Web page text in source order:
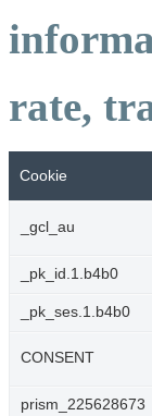
rate,
Cookie
_gcl_au
_pk_id.1.b4b0
_pk_ses.1.b4b0
CONSENT
prism_225628673